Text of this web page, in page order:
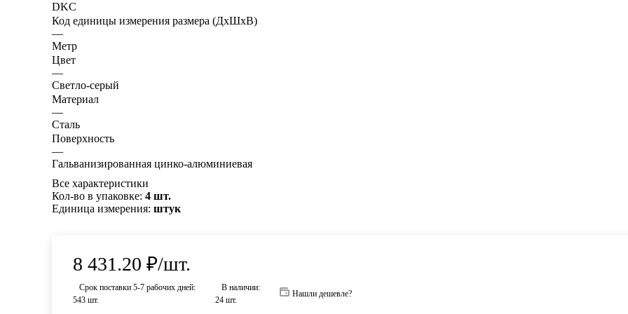
DKC
Код единицы измерения размера (ДхШхВ)
—
Метр
Цвет
—
Светло-серый
Материал
—
Сталь
Поверхность
—
Гальванизированная цинко-алюминиевая
Все характеристики
Кол-во в упаковке: 4 шт.
Единица измерения: штук
8 431.20 ₽/шт.
Срок поставки 5-7 рабочих дней:
543 шт.
В наличии:
24 шт.
Нашли дешевле?